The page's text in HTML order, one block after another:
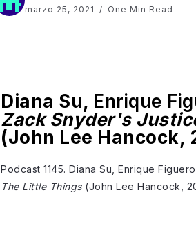
marzo 25, 2021 One Min Read
Diana Su, Enrique
Zack Snyder's
(John Lee Hancock,
Podcast 1145. Diana Su, Enrique
The Little Things(John Lee Hancock,